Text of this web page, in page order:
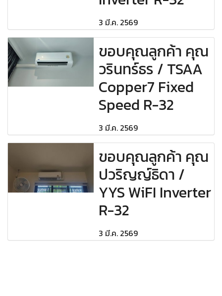
3 มี.ค. 2569
ขอบคุณลูกค้า คุณ
วรินทร์ธร / TSAA
Copper7 Fixed
Speed R-32
3 มี.ค. 2569
ขอบคุณลูกค้า คุณ
ปวริญญ์ธิดา /
YYS WiFI Inverter
R-32
3 มี.ค. 2569